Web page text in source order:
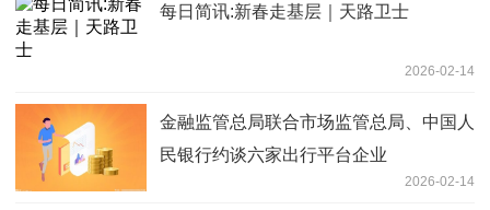
每日简讯:新春走基层｜天路卫士
2026-02-14
金融监管总局联合市场监管总局、中国人
民银行约谈六家出行平台企业
2026-02-14